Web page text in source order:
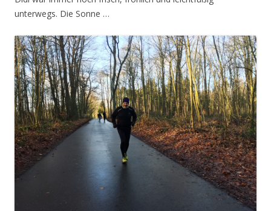
unterwegs. Die Sonne …